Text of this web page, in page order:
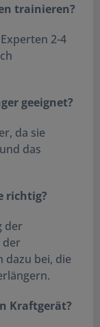
trainieren?
2-4
geeignet?
da sie
das
richtig?
der
der
dazu bei, die
Kraftgerät?